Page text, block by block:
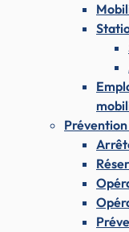
Prévention